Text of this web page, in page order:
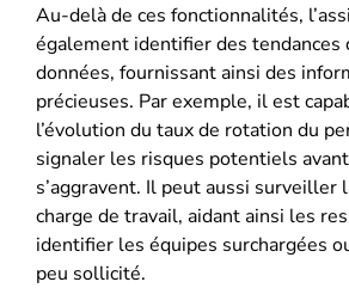
Au-delà de ces fonctionnalités,
également identifier des tendances
données, fournissant ainsi des
précieuses. Par exemple, il est
l’évolution du taux de rotation du
signaler les risques potentiels avant
s’aggravent. Il peut aussi surveiller
charge de travail, aidant ainsi les
identifier les équipes surchargées
peu sollicité.